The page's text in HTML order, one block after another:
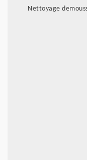
Nettoyage